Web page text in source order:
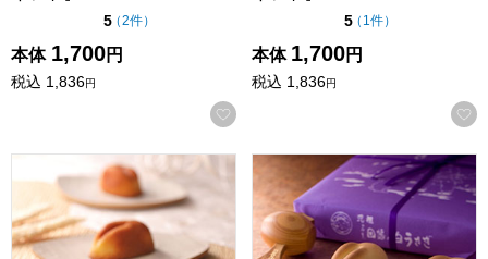
5点（5点満点中）
（2件の評価
）
本体 1,700円
税込 1,836円
お気に入りに登録する
5点（5点満点中）
（ 1件の評価
）
本体 1,700円
税込 1,836円
寿製菓 白ウサギフィナンシェ 12個入【年間ギフト】
寿製菓 因幡の白うさぎ 16個